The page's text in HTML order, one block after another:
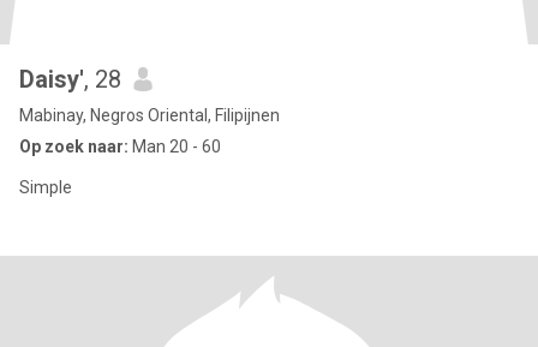
Daisy', 28
Mabinay, Negros Oriental, Filipijnen
Op zoek naar: Man 20 - 60
Simple